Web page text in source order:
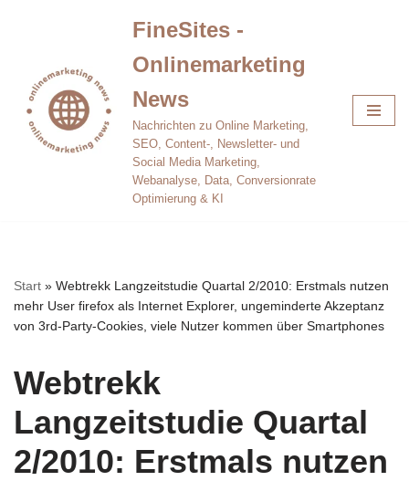
springen
FineSites -
Onlinemarketing
News
Nachrichten zu Online Marketing,
SEO, Content-, Newsletter- und
Social Media Marketing,
Webanalyse, Data, Conversionrate
Optimierung & KI
Start » Webtrekk Langzeitstudie Quartal 2/2010: Erstmals nutzen
mehr User firefox als Internet Explorer, ungeminderte Akzeptanz
von 3rd-Party-Cookies, viele Nutzer kommen über Smartphones
Webtrekk
Langzeitstudie Quartal
2/2010: Erstmals nutzen